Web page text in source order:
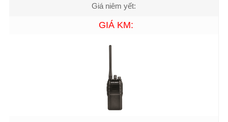
Giá niêm yết:
GIÁ KM: